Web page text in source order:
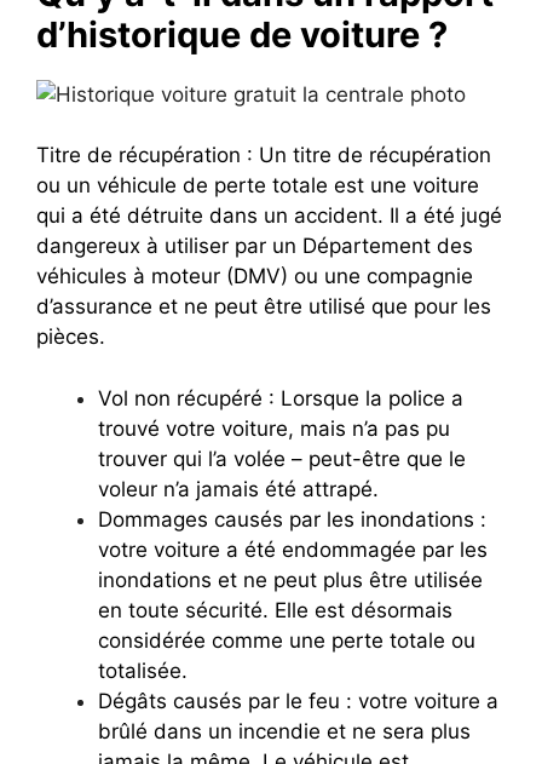
d’historique de voiture ?
Titre de récupération : Un titre de récupération
ou un véhicule de perte totale est une voiture
qui a été détruite dans un accident. Il a été jugé
dangereux à utiliser par un Département des
véhicules à moteur (DMV) ou une compagnie
d’assurance et ne peut être utilisé que pour les
pièces.
Vol non récupéré : Lorsque la police a
trouvé votre voiture, mais n’a pas pu
trouver qui l’a volée – peut-être que le
voleur n’a jamais été attrapé.
Dommages causés par les inondations :
votre voiture a été endommagée par les
inondations et ne peut plus être utilisée
en toute sécurité. Elle est désormais
considérée comme une perte totale ou
totalisée.
Dégâts causés par le feu : votre voiture a
brûlé dans un incendie et ne sera plus